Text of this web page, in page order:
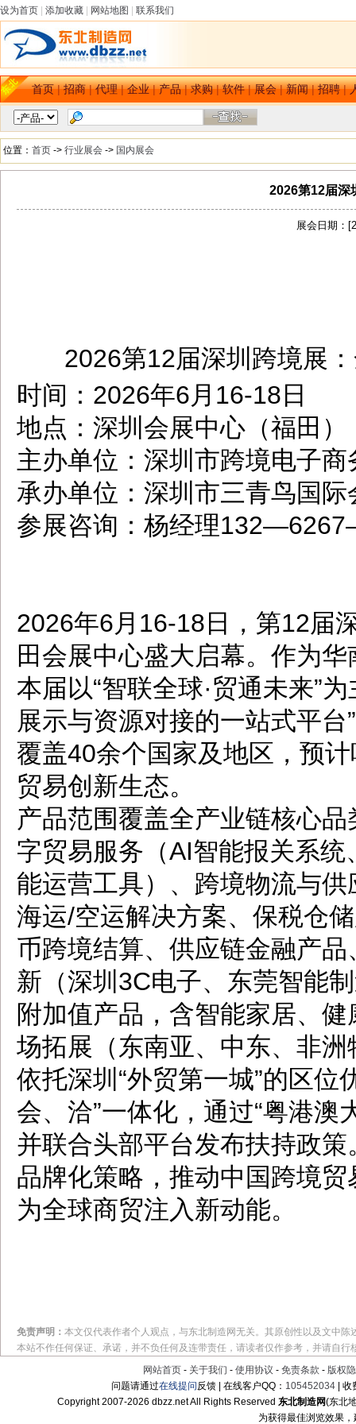
设为首页 添加收藏 网站地图 联系我们
首页|招商|代理|企业|产品|求购|软件|展会|新闻|招聘|
位置： 首页 -> 行业展会 -> 国内展会
2026第12届深
展会日期：
2026第12届深圳跨境展
时间：2026年6月16-18日
地点：深圳会展中心（福田）
主办单位：深圳市跨境电子商
承办单位：深圳市三青鸟国
参展咨询：杨经理
2026年6月16-18日，第12届
田会展中心盛大启幕。作为
本届以“智联全球·贸通未来”
展示与资源对接的一站式平
覆盖40余个国家及地区，预
贸易创新生态。
产品范围覆盖全产业链核心
字贸易服务（AI智能报关系
能运营工具）、跨境物流与
海运/空运解决方案、保税仓
币跨境结算、供应链金融产
新（深圳3C电子、东莞智能
附加值产品，含智能家居、
场拓展（东南亚、中东、非
依托深圳“外贸第一城”的区位
会、洽”一体化，通过“粤港澳
并联合头部平台发布扶持政
品牌化策略，推动中国跨境贸
为全球商贸注入新动能。
免责声明： 本文仅代表作者个人观点，与东北制造网无关。其原创性以及文中
本站不作任何保证、承诺，并不负任何及连带责任，请读者仅作参考，并请自行
网站首页 - 关于我们 - 使用协议 - 免责条款 - 版权
问题请通过在线提问反馈 | 在线客户QQ： 105452034 |
Copyright 2007-2026 dbzz.net All Rights Reserved东北制造网(东北
为获得最佳浏览效果